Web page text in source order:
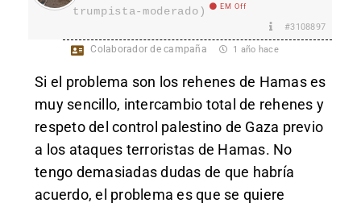
trumpista-moderado)
EM Off
#3108897
Colaborador de campaña 1 año hace
Si el problema son los rehenes de Hamas es
muy sencillo, intercambio total de rehenes y
respeto del control palestino de Gaza previo
a los ataques terroristas de Hamas. No
tengo demasiadas dudas de que habría
acuerdo, el problema es que se quiere